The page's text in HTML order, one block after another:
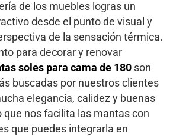
de los muebles logras un
desde el punto de visual y
de la sensación térmica.
para decorar y renovar
soles para cama de 180 son
buscadas por nuestros clientes
elegancia, calidez y buenas
que nos facilita las mantas con
que puedes integrarla en